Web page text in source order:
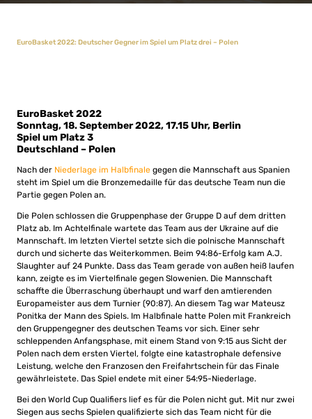
EuroBasket 2022: Deutscher Gegner im Spiel um Platz drei – Polen
EuroBasket 2022
Sonntag, 18. September 2022, 17.15 Uhr, Berlin
Spiel um Platz 3
Deutschland – Polen
Nach der Niederlage im Halbfinale gegen die Mannschaft aus Spanien
steht im Spiel um die Bronzemedaille für das deutsche Team nun die
Partie gegen Polen an.
Die Polen schlossen die Gruppenphase der Gruppe D auf dem dritten
Platz ab. Im Achtelfinale wartete das Team aus der Ukraine auf die
Mannschaft. Im letzten Viertel setzte sich die polnische Mannschaft
durch und sicherte das Weiterkommen. Beim 94:86-Erfolg kam A.J.
Slaughter auf 24 Punkte. Dass das Team gerade von außen heiß laufen
kann, zeigte es im Viertelfinale gegen Slowenien. Die Mannschaft
schaffte die Überraschung überhaupt und warf den amtierenden
Europameister aus dem Turnier (90:87). An diesem Tag war Mateusz
Ponitka der Mann des Spiels. Im Halbfinale hatte Polen mit Frankreich
den Gruppengegner des deutschen Teams vor sich. Einer sehr
schleppenden Anfangsphase, mit einem Stand von 9:15 aus Sicht der
Polen nach dem ersten Viertel, folgte eine katastrophale defensive
Leistung, welche den Franzosen den Freifahrtschein für das Finale
gewährleistete. Das Spiel endete mit einer 54:95-Niederlage.
Bei den World Cup Qualifiers lief es für die Polen nicht gut. Mit nur zwei
Siegen aus sechs Spielen qualifizierte sich das Team nicht für die